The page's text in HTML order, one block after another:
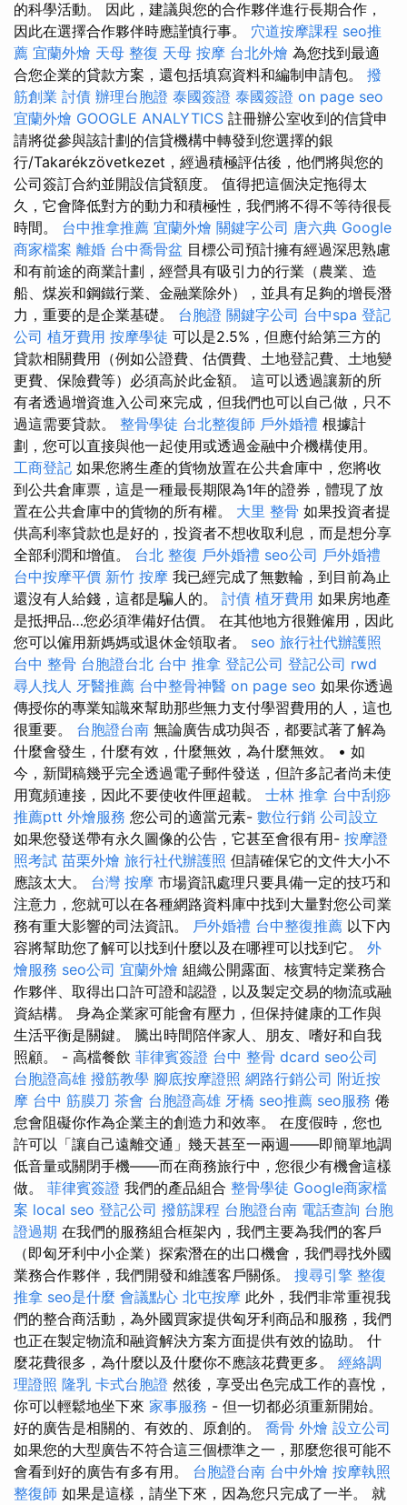
的科學活動。 因此，建議與您的合作夥伴進行長期合作，
因此在選擇合作夥伴時應謹慎行事。 穴道按摩課程 seo推
薦 宜蘭外燴 天母 整復 天母 按摩 台北外燴 為您找到最適
合您企業的貸款方案，還包括填寫資料和編制申請包。 撥
筋創業 討債 辦理台胞證 泰國簽證 泰國簽證 on page seo
宜蘭外燴 GOOGLE ANALYTICS 註冊辦公室收到的信貸申
請將從參與該計劃的信貸機構中轉發到您選擇的銀
行/Takarékzövetkezet，經過積極評估後，他們將與您的
公司簽訂合約並開設信貸額度。 值得把這個決定拖得太
久，它會降低對方的動力和積極性，我們將不得不等待很長
時間。 台中推拿推薦 宜蘭外燴 關鍵字公司 唐六典 Google
商家檔案 離婚 台中喬骨盆 目標公司預計擁有經過深思熟慮
和有前途的商業計劃，經營具有吸引力的行業（農業、造
船、煤炭和鋼鐵行業、金融業除外），並具有足夠的增長潛
力，重要的是企業基礎。 台胞證 關鍵字公司 台中spa 登記
公司 植牙費用 按摩學徒 可以是2.5%，但應付給第三方的
貸款相關費用（例如公證費、估價費、土地登記費、土地變
更費、保險費等）必須高於此金額。 這可以透過讓新的所
有者透過增資進入公司來完成，但我們也可以自己做，只不
過這需要貸款。 整骨學徒 台北整復師 戶外婚禮 根據計
劃，您可以直接與他一起使用或透過金融中介機構使用。
工商登記 如果您將生產的貨物放置在公共倉庫中，您將收
到公共倉庫票，這是一種最長期限為1年的證券，體現了放
置在公共倉庫中的貨物的所有權。 大里 整骨 如果投資者提
供高利率貸款也是好的，投資者不想收取利息，而是想分享
全部利潤和增值。 台北 整復 戶外婚禮 seo公司 戶外婚禮
台中按摩平價 新竹 按摩 我已經完成了無數輪，到目前為止
還沒有人給錢，這都是騙人的。 討債 植牙費用 如果房地產
是抵押品…您必須準備好估價。 在其他地方很難僱用，因此
您可以僱用新媽媽或退休金領取者。 seo 旅行社代辦護照
台中 整骨 台胞證台北 台中 推拿 登記公司 登記公司 rwd
尋人找人 牙醫推薦 台中整骨神醫 on page seo 如果你透過
傳授你的專業知識來幫助那些無力支付學習費用的人，這也
很重要。 台胞證台南 無論廣告成功與否，都要試著了解為
什麼會發生，什麼有效，什麼無效，為什麼無效。 • 如
今，新聞稿幾乎完全透過電子郵件發送，但許多記者尚未使
用寬頻連接，因此不要使收件匣超載。 士林 推拿 台中刮痧
推薦ptt 外燴服務 您公司的適當元素- 數位行銷 公司設立
如果您發送帶有永久圖像的公告，它甚至會很有用- 按摩證
照考試 苗栗外燴 旅行社代辦護照 但請確保它的文件大小不
應該太大。 台灣 按摩 市場資訊處理只要具備一定的技巧和
注意力，您就可以在各種網路資料庫中找到大量對您公司業
務有重大影響的司法資訊。 戶外婚禮 台中整復推薦 以下內
容將幫助您了解可以找到什麼以及在哪裡可以找到它。 外
燴服務 seo公司 宜蘭外燴 組織公開露面、核實特定業務合
作夥伴、取得出口許可證和認證，以及製定交易的物流或融
資結構。 身為企業家可能會有壓力，但保持健康的工作與
生活平衡是關鍵。 騰出時間陪伴家人、朋友、嗜好和自我
照顧。 - 高檔餐飲 菲律賓簽證 台中 整骨 dcard seo公司
台胞證高雄 撥筋教學 腳底按摩證照 網路行銷公司 附近按
摩 台中 筋膜刀 茶會 台胞證高雄 牙橋 seo推薦 seo服務 倦
怠會阻礙你作為企業主的創造力和效率。 在度假時，您也
許可以「讓自己遠離交通」幾天甚至一兩週——即簡單地調
低音量或關閉手機——而在商務旅行中，您很少有機會這樣
做。 菲律賓簽證 我們的產品組合 整骨學徒 Google商家檔
案 local seo 登記公司 撥筋課程 台胞證台南 電話查詢 台胞
證過期 在我們的服務組合框架內，我們主要為我們的客戶
（即匈牙利中小企業）探索潛在的出口機會，我們尋找外國
業務合作夥伴，我們開發和維護客戶關係。 搜尋引擎 整復
推拿 seo是什麼 會議點心 北屯按摩 此外，我們非常重視我
們的整合商活動，為外國買家提供匈牙利商品和服務，我們
也正在製定物流和融資解決方案方面提供有效的協助。 什
麼花費很多，為什麼以及什麼你不應該花費更多。 經絡調
理證照 隆乳 卡式台胞證 然後，享受出色完成工作的喜悅，
你可以輕鬆地坐下來 家事服務 - 但一切都必須重新開始。
好的廣告是相關的、有效的、原創的。 喬骨 外燴 設立公司
如果您的大型廣告不符合這三個標準之一，那麼您很可能不
會看到好的廣告有多有用。 台胞證台南 台中外燴 按摩執照
整復師 如果是這樣，請坐下來，因為您只完成了一半。 就